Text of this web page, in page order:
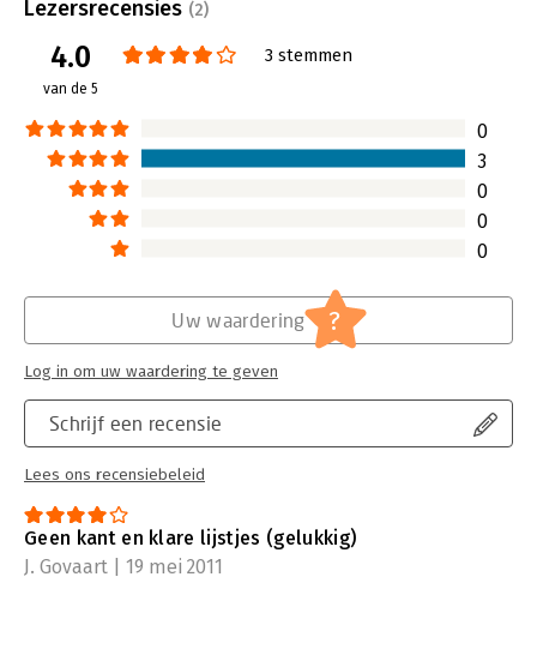
Bindwijze:
gebonden
Uitgever:
John Wiley & Sons
Hoofdrubriek:
Lezersrecensies (2)
4.0
van de 5
3 stemmen
0
3
0
0
0
Schrijf een recensie
Lees ons recensiebeleid
Uw waardering ?
Log in om uw waardering te geven
Geen kant en klare lijstjes (gelukkig)
J. Govaart | 19 mei 2011